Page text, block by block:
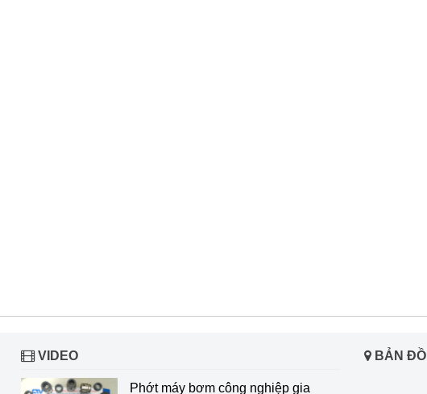
VIDEO
Phớt máy bơm công nghiệp gia
BẢN ĐỒ